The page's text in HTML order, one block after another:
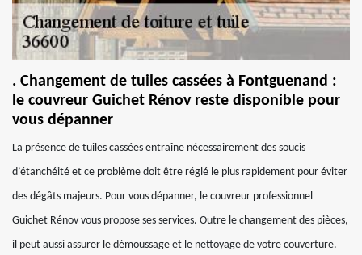
. Changement de tuiles cassées à Fontguenand :
le couvreur Guichet Rénov reste disponible pour
vous dépanner
La présence de tuiles cassées entraîne nécessairement des soucis
d’étanchéité et ce problème doit être réglé le plus rapidement pour éviter
des dégâts majeurs. Pour vous dépanner, le couvreur professionnel
Guichet Rénov vous propose ses services. Outre le changement des pièces,
il peut aussi assurer le démoussage et le nettoyage de votre couverture.